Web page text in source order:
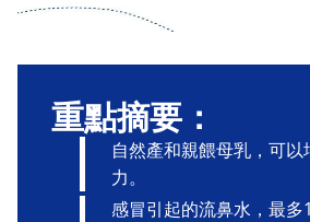
重點摘要：
自然產和親餵母乳，可
力。
感冒引起的流鼻水，最多